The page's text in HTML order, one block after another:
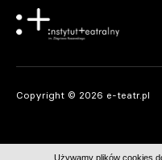
Copyright © 2026 e-teatr.pl
Używamy plików cookies